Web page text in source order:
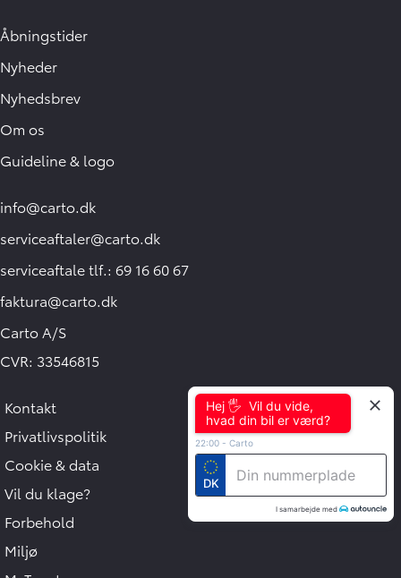
Åbningstider
Nyheder
Nyhedsbrev
Om os
Guideline & logo
info@carto.dk
serviceaftaler@carto.dk
serviceaftale tlf.: 69 16 60 67
faktura@carto.dk
Carto A/S
CVR: 33546815
Kontakt
Privatlivspolitik
Cookie & data
Vil du klage?
Forbehold
Miljø
Hej 🖐 Vil du vide,
hvad din bil er værd?
22:00 - Carto
DK
I samarbejde med